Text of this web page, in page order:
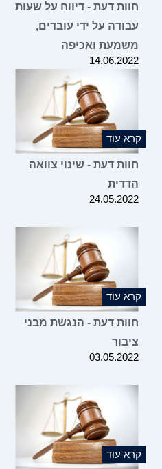
חוות דעת - דיווח על שעות
עבודה על ידי עובדים,
משמעת ואכיפה
14.06.2022
קרא עוד
חוות דעת - שינוי צוואה
הדדית
24.05.2022
קרא עוד
חוות דעת - הנגשת מבני
ציבור
03.05.2022
קרא עוד